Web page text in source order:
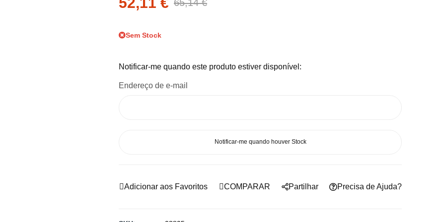
65,14 €
Sem Stock
Notificar-me quando este produto estiver disponível:
Endereço de e-mail
Notificar-me quando houver Stock
Adicionar aos Favoritos COMPARAR Precisa de Ajuda?
Partilhar